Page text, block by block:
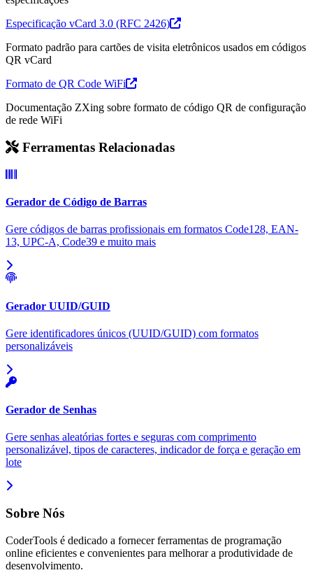
Especificação vCard 3.0 (RFC 2426)
Formato padrão para cartões de visita eletrônicos usados em códigos
QR vCard
Formato de QR Code WiFi
Documentação ZXing sobre formato de código QR de configuração
de rede WiFi
Ferramentas Relacionadas
Gerador de Código de Barras
Gere códigos de barras profissionais em formatos Code128, EAN-
13, UPC-A, Code39 e muito mais
Gerador UUID/GUID
Gere identificadores únicos (UUID/GUID) com formatos
personalizáveis
Gerador de Senhas
Gere senhas aleatórias fortes e seguras com comprimento
personalizável, tipos de caracteres, indicador de força e geração em
lote
Sobre Nós
CoderTools é dedicado a fornecer ferramentas de programação
online eficientes e convenientes para melhorar a produtividade de
desenvolvimento.